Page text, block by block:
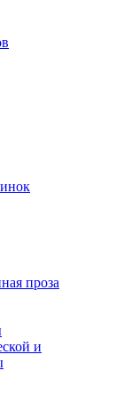
проза
и